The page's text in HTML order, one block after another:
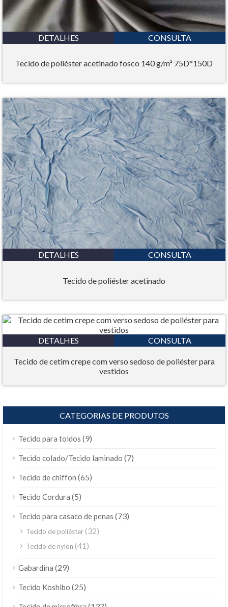
DETALHES CONSULTA
Tecido de poliéster acetinado fosco 140 g/m² 75D*150D
DETALHES CONSULTA
Tecido de poliéster acetinado
DETALHES CONSULTA
Tecido de cetim crepe com verso sedoso de poliéster para
vestidos
CATEGORIAS DE PRODUTOS
Tecido para toldos (9)
Tecido colado/Tecido laminado (7)
Tecido de chiffon (65)
Tecido Cordura (5)
Tecido para casaco de penas (73)
Tecido de poliéster(32)
Tecido de nylon (41)
Gabardina (29)
Tecido Koshibo (25)